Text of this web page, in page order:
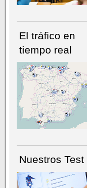
NÚMERO ACTUAL
El tráfico en
tiempo real
Nuestros Test